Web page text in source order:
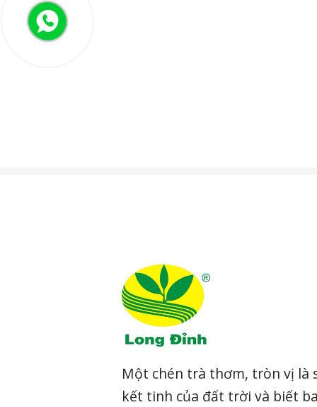
Một chén trà thơm, tròn vị là
kết tinh của đất trời và biết